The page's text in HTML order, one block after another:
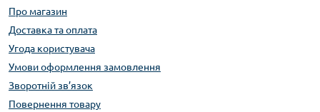
Про магазин
Доставка та оплата
Угода користувача
Умови оформлення замовлення
Зворотній зв’язок
Повернення товару